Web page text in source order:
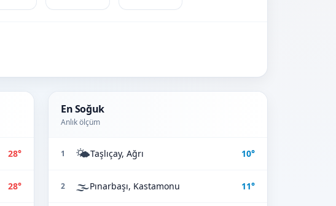
28°
28°
En Soğuk
Anlık ölçüm
1 🌤️Taşlıçay, Ağrı 10°
2 🌫️Pınarbaşı, Kastamonu 11°